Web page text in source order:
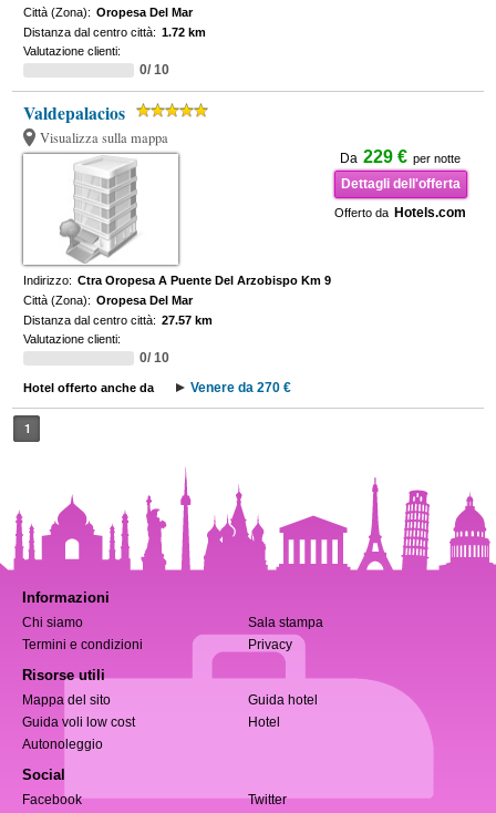
Città (Zona): Oropesa Del Mar
Distanza dal centro città: 1.72 km
Valutazione clienti:
0/ 10
Valdepalacios
Visualizza sulla mappa
Da 229 € per notte
Dettagli dell'offerta
Offerto da Hotels.com
Indirizzo: Ctra Oropesa A Puente Del Arzobispo Km 9
Città (Zona): Oropesa Del Mar
Distanza dal centro città: 27.57 km
Valutazione clienti:
0/ 10
Hotel offerto anche da Venere da 270 €
1
Informazioni
Chi siamo
Sala stampa
Termini e condizioni
Privacy
Risorse utili
Mappa del sito
Guida hotel
Guida voli low cost
Hotel
Autonoleggio
Social
Facebook Twitter